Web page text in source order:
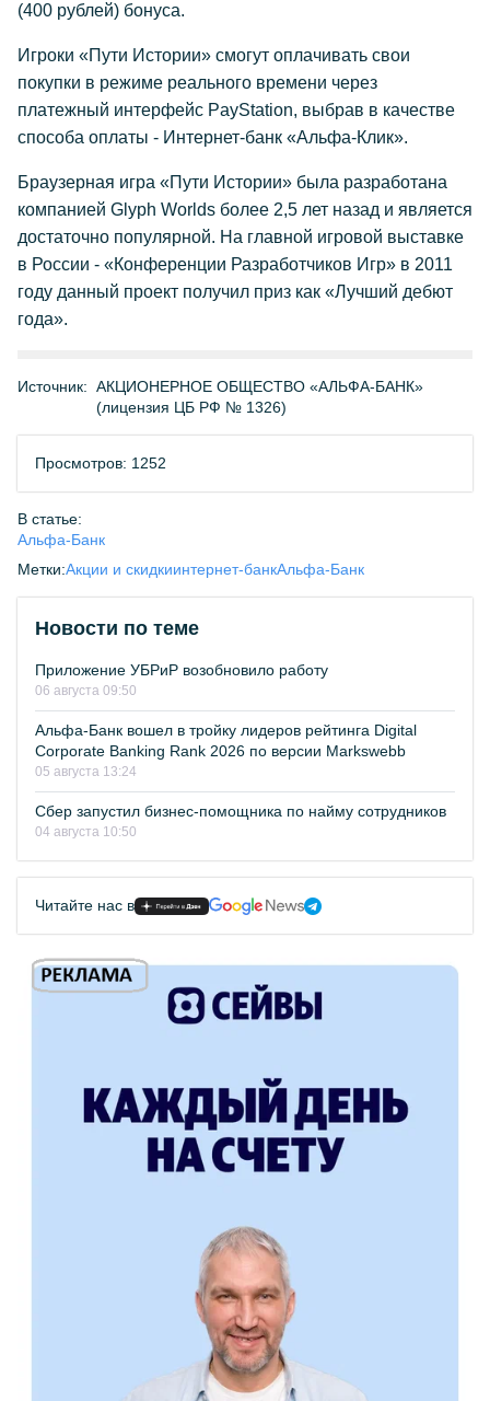
(400 рублей) бонуса.
Игроки «Пути Истории» смогут оплачивать свои
покупки в режиме реального времени через
платежный интерфейс PayStation, выбрав в качестве
способа оплаты - Интернет-банк «Альфа-Клик».
Браузерная игра «Пути Истории» была разработана
компанией Glyph Worlds более 2,5 лет назад и является
достаточно популярной. На главной игровой выставке
в России - «Конференции Разработчиков Игр» в 2011
году данный проект получил приз как «Лучший дебют
года».
Источник: АКЦИОНЕРНОЕ ОБЩЕСТВО «АЛЬФА-БАНК»
(лицензия ЦБ РФ № 1326)
Просмотров: 1252
В статье:
Альфа-Банк
Метки:Акции и скидкиинтернет-банкАльфа-Банк
Новости по теме
Приложение УБРиР возобновило работу
06 августа 09:50
Альфа-Банк вошел в тройку лидеров рейтинга Digital
Corporate Banking Rank 2026 по версии Markswebb
05 августа 13:24
Сбер запустил бизнес-помощника по найму сотрудников
04 августа 10:50
Читайте нас в